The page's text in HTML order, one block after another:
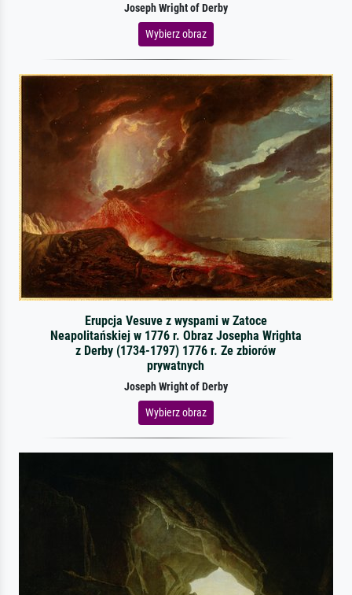
Joseph Wright of Derby
Wybierz obraz
Erupcja Vesuve z wyspami w Zatoce
Neapolitańskiej w 1776 r. Obraz Josepha Wrighta
z Derby (1734-1797) 1776 r. Ze zbiorów
prywatnych
Joseph Wright of Derby
Wybierz obraz